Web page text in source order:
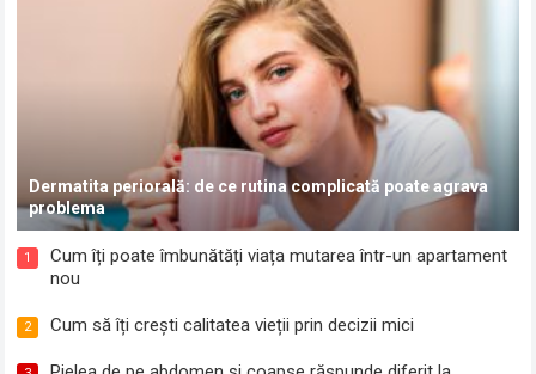
Dermatita periorală: de ce rutina complicată poate agrava
problema
1
Cum îți poate îmbunătăți viața mutarea într-un apartament
nou
2 Cum să îți crești calitatea vieții prin decizii mici